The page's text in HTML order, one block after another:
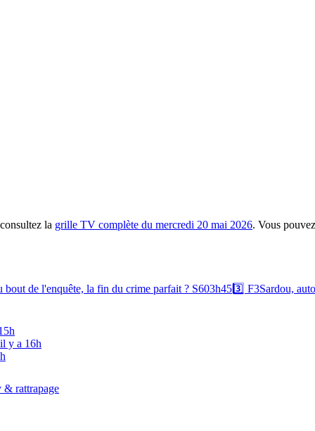
la grille TV complète du mercredi 20 mai 2026. Vous
bout de l'enquête, la fin du crime parfait ? S603h453️⃣ F3Sardou,
il y a 16h
rattrapage